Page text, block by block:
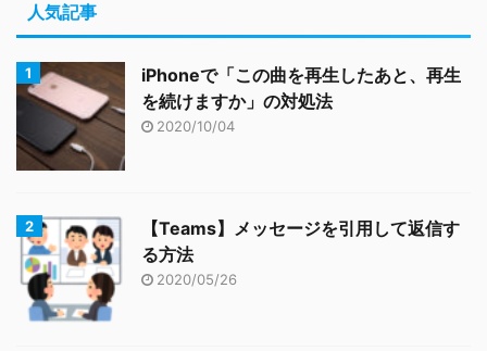
人気記事
iPhoneで「この曲を再生したあと、再生
を続けますか」の対処法
2020/10/04
【Teams】メッセージを引用して返信す
る方法
2020/05/26